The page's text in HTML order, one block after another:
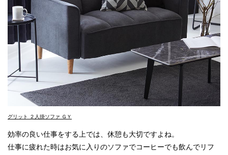
グリット ２人掛ソファ ＧＹ
効率の良い仕事をする上では、休憩も大切ですよね。
仕事に疲れた時はお気に入りのソファでコーヒーでも飲んでリフ